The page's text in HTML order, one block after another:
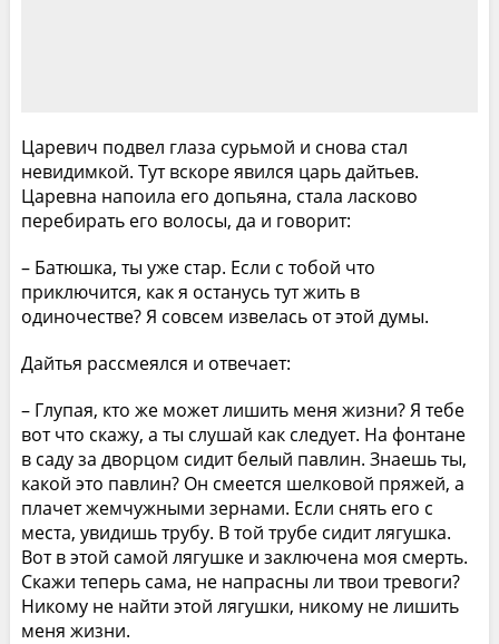
Царевич подвел глаза сурьмой и снова стал
невидимкой. Тут вскоре явился царь дайтьев.
Царевна напоила его допьяна, стала ласково
перебирать его волосы, да и говорит:
– Батюшка, ты уже стар. Если с тобой что
приключится, как я останусь тут жить в
одиночестве? Я совсем извелась от этой думы.
Дайтья рассмеялся и отвечает:
– Глупая, кто же может лишить меня жизни? Я тебе
вот что скажу, а ты слушай как следует. На фонтане
в саду за дворцом сидит белый павлин. Знаешь ты,
какой это павлин? Он смеется шелковой пряжей, а
плачет жемчужными зернами. Если снять его с
места, увидишь трубу. В той трубе сидит лягушка.
Вот в этой самой лягушке и заключена моя смерть.
Скажи теперь сама, не напрасны ли твои тревоги?
Никому не найти этой лягушки, никому не лишить
меня жизни.